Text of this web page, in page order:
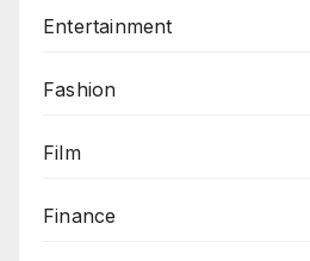
Entertainment
Fashion
Film
Finance